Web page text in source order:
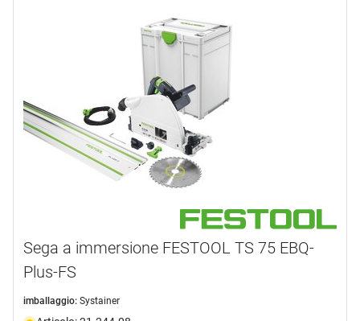
Sega a immersione FESTOOL TS 75 EBQ-
Plus-FS
imballaggio: Systainer